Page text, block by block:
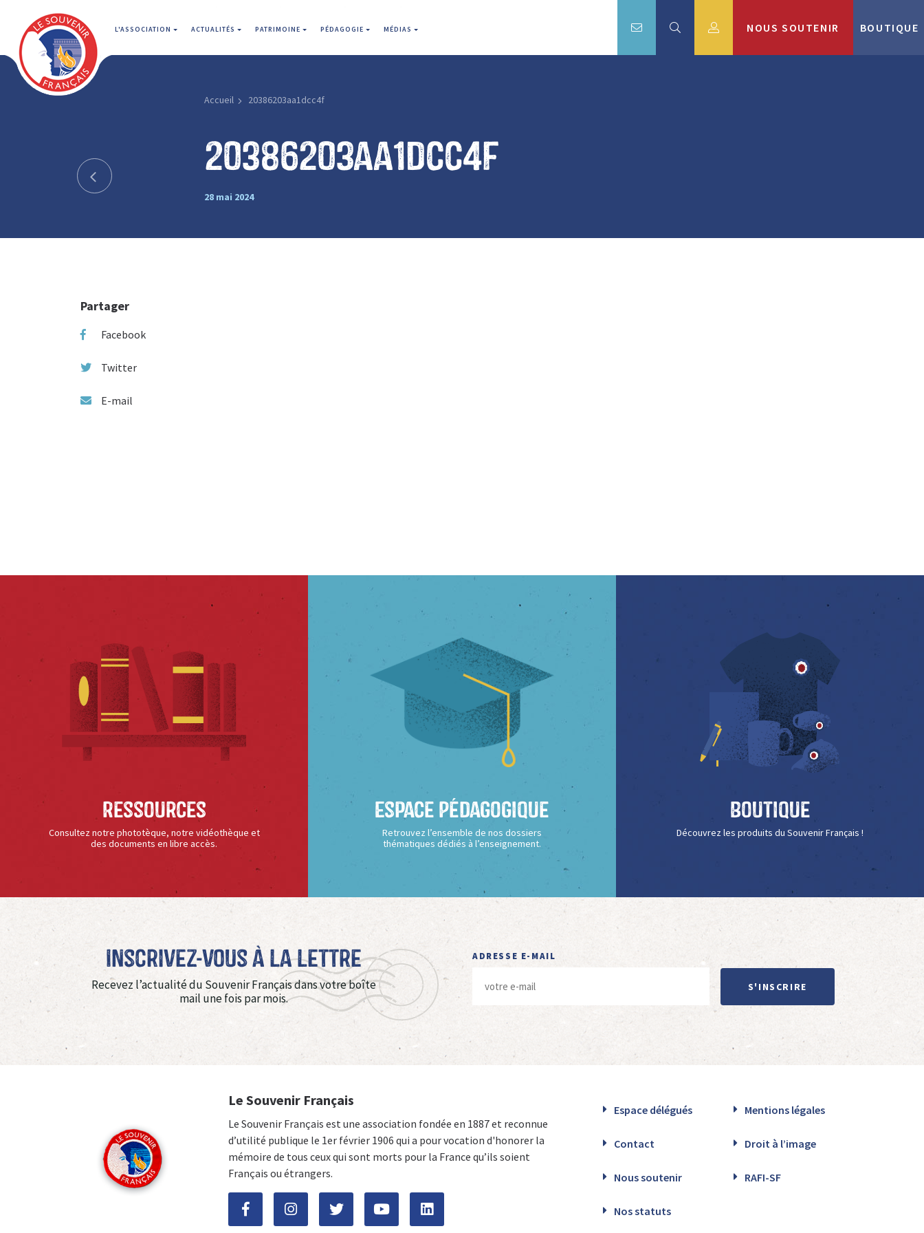
L'ASSOCIATION ACTUALITÉS PATRIMOINE PÉDAGOGIE MÉDIAS NOUS SOUTENIR BOUTIQUE
Accueil 20386203aa1dcc4f
20386203aa1dcc4f
28 mai 2024
Partager
Facebook
Twitter
E-mail
Ressources
Consultez notre phototèque, notre vidéothèque et
des documents en libre accès.
Espace Pédagogique
Retrouvez l’ensemble de nos dossiers
thématiques dédiés à l’enseignement.
Boutique
Découvrez les produits du Souvenir Français !
Inscrivez-vous à La Lettre
Recevez l’actualité du Souvenir Français dans votre boîte
mail une fois par mois.
ADRESSE E-MAIL
S'INSCRIRE
Le Souvenir Français
Le Souvenir Français est une association fondée en 1887 et reconnue
d’utilité publique le 1er février 1906 qui a pour vocation d'honorer la
mémoire de tous ceux qui sont morts pour la France qu’ils soient
Français ou étrangers.
Espace délégués Mentions légales
Contact Droit à l’image
Nous soutenir RAFI-SF
Nos statuts